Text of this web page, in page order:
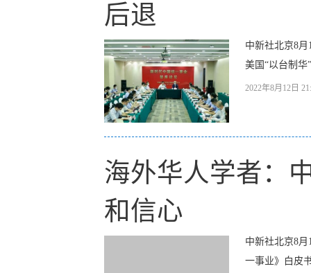
后退
中新社北京8
美国“以台制华
2022年8月12日
海外华人学者：
和信心
中新社北京8
一事业》白皮